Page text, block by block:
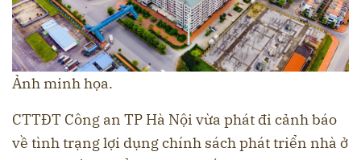
Ảnh minh họa.
CTTĐT Công an TP Hà Nội vừa phát đi cảnh báo
về tình trạng lợi dụng chính sách phát triển nhà ở